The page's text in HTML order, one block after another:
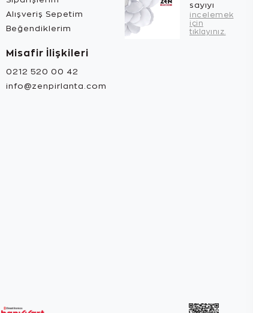
Alışveriş Sepetim
Beğendiklerim
Misafir İlişkileri
0212 520 00 42
info@zenpirlanta.com
sayıyı
incelemek
için
tıklayınız.